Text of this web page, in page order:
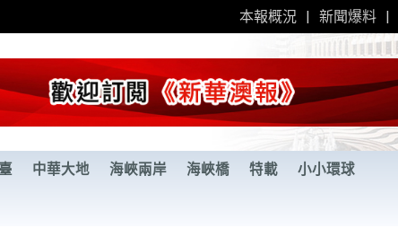
本報概況 新聞爆料
中華大地 海峽兩岸 海峽橋 特載 小小環球